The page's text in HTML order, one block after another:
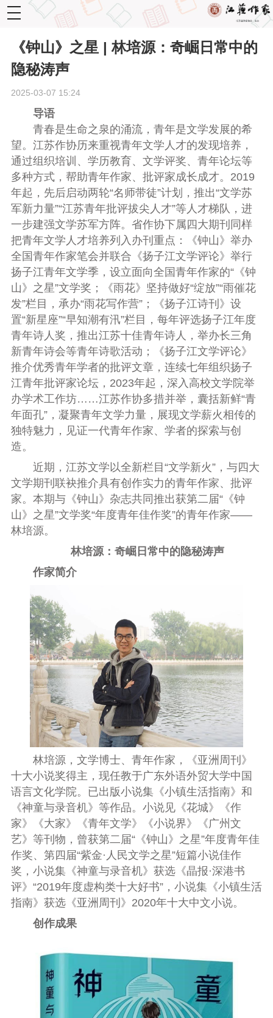
toggle
navigation
《钟山》之星 | 林培源：奇崛日常中的
隐秘涛声
2025-03-07 15:24
导语
青春是生命之泉的涌流，青年是文学发展的希
望。江苏作协历来重视青年文学人才的发现培养，
通过组织培训、学历教育、文学评奖、青年论坛等
多种方式，帮助青年作家、批评家成长成才。2019
年起，先后启动两轮“名师带徒”计划，推出“文学苏
军新力量”“江苏青年批评拔尖人才”等人才梯队，进
一步建强文学苏军方阵。省作协下属四大期刊同样
把青年文学人才培养列入办刊重点：《钟山》举办
全国青年作家笔会并联合《扬子江文学评论》举行
扬子江青年文学季，设立面向全国青年作家的“《钟
山》之星”文学奖；《雨花》坚持做好“绽放”“雨催花
发”栏目，承办“雨花写作营”；《扬子江诗刊》设
置“新星座”“早知潮有汛”栏目，每年评选扬子江年度
青年诗人奖，推出江苏十佳青年诗人，举办长三角
新青年诗会等青年诗歌活动；《扬子江文学评论》
推介优秀青年学者的批评文章，连续七年组织扬子
江青年批评家论坛，2023年起，深入高校文学院举
办学术工作坊……江苏作协多措并举，囊括新鲜“青
年面孔”，凝聚青年文学力量，展现文学薪火相传的
独特魅力，见证一代青年作家、学者的探索与创
造。
近期，江苏文学以全新栏目“文学新火”，与四大
文学期刊联袂推介具有创作实力的青年作家、批评
家。本期与《钟山》杂志共同推出获第二届“《钟
山》之星”文学奖“年度青年佳作奖”的青年作家——
林培源。
林培源：奇崛日常中的隐秘涛声
作家简介
林培源，文学博士、青年作家，《亚洲周刊》
十大小说奖得主，现任教于广东外语外贸大学中国
语言文化学院。已出版小说集《小镇生活指南》和
《神童与录音机》等作品。小说见《花城》《作
家》《大家》《青年文学》《小说界》《广州文
艺》等刊物，曾获第二届“《钟山》之星”年度青年佳
作奖、第四届“紫金·人民文学之星”短篇小说佳作
奖，小说集《神童与录音机》获选《晶报·深港书
评》“2019年度虚构类十大好书”，小说集《小镇生活
指南》获选《亚洲周刊》2020年十大中文小说。
创作成果